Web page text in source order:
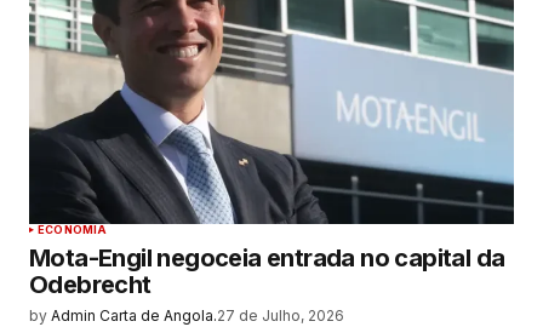
ECONOMIA
Mota-Engil negoceia entrada no capital da
Odebrecht
by Admin Carta de Angola.27 de Julho, 2026